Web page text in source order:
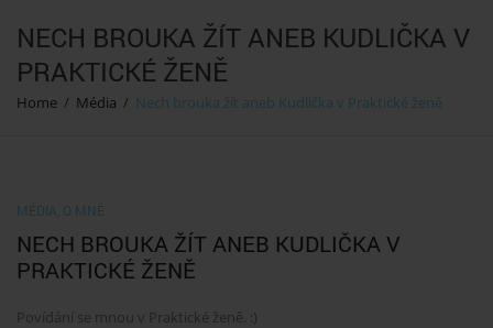
NECH BROUKA ŽÍT ANEB KUDLIČKA V
PRAKTICKÉ ŽENĚ
Home / Média / Nech brouka žít aneb Kudlička v Praktické ženě
MÉDIA O MNĚ
NECH BROUKA ŽÍT ANEB KUDLIČKA V
PRAKTICKÉ ŽENĚ
Povídání se mnou v Praktické ženě. :)